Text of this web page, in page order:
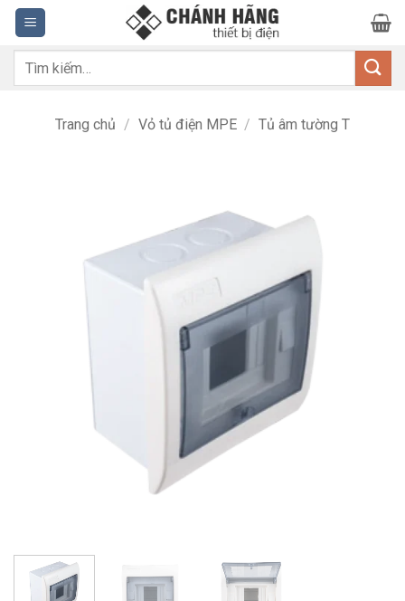
Bỏ
qua
nội
dung
Tìm
Trang chủ / Vỏ tủ điện MPE / Tủ âm tường T